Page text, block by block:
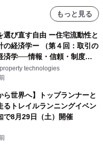
もっと見る
選び直す自由 ー住宅流動性と
の経済学ー （第４回：取引の
済学──情報・信頼・制度を
はどう組み替えるか）｜
Lab
technologies
ら世界へ】トップランナーと
るトレイルランニングイベン
で8月29日（土）開催